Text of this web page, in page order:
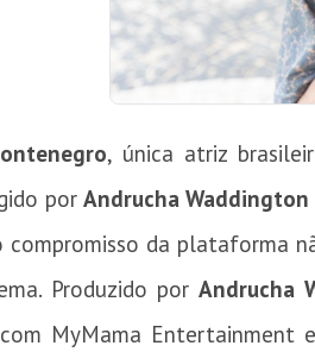
, única atriz
por Andrucha Waddington
da plataforma
Produzido por Andrucha
MyMama Entertainment